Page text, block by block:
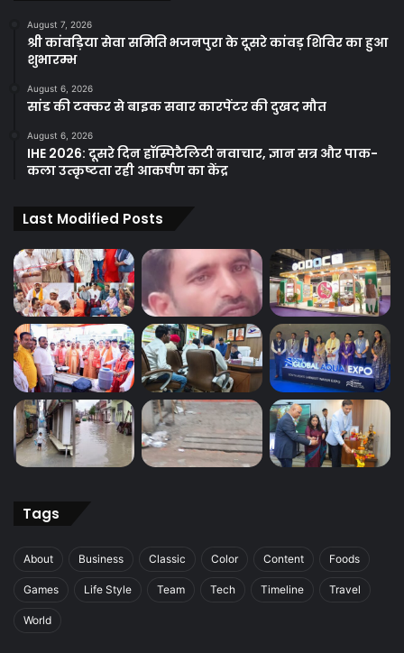
August 7, 2026
श्री कांवड़िया सेवा समिति भजनपुरा के दूसरे कांवड़ शिविर का हुआ
शुभारम्भ
August 6, 2026
सांड की टक्कर से बाइक सवार कारपेंटर की दुखद मौत
August 6, 2026
IHE 2026: दूसरे दिन हॉस्पिटैलिटी नवाचार, ज्ञान सत्र और पाक-
कला उत्कृष्टता रही आकर्षण का केंद्र
Last Modified Posts
Tags
About Business Classic Color Content Foods
Games Life Style Team Tech Timeline Travel
World